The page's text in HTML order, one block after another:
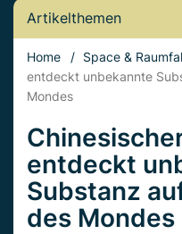
Artikelthemen
Home / Space &
entdeckt unbekannte
Mondes
entdeckt
Substanz
des Mondes